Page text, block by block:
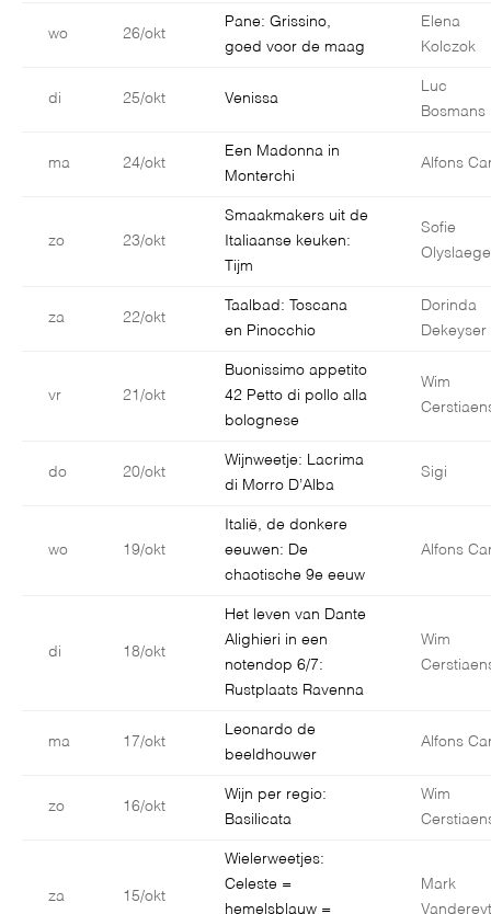
wo 26/okt
Pane: Grissino,
goed voor de maag
Elena
Kolczok
di 25/okt Venissa
Luc
Bosmans
ma 24/okt
Een Madonna in
Monterchi
Alfons
zo 23/okt
Smaakmakers uit de
Italiaanse keuken:
Tijm
Sofie
za 22/okt
Taalbad: Toscana
en Pinocchio
Dorinda
Dekeyser
vr 21/okt
Buonissimo appetito
42 Petto di pollo alla
bolognese
Wim
do 20/okt
Wijnweetje: Lacrima
di Morro D’Alba
Sigi
wo 19/okt
Italië, de donkere
eeuwen: De
chaotische 9e eeuw
Alfons
di 18/okt
Het leven van Dante
Alighieri in een
notendop 6/7:
Rustplaats Ravenna
Wim
ma 17/okt
Leonardo de
beeldhouwer
Alfons
zo 16/okt
Wijn per regio:
Basilicata
Wim
za 15/okt
Wielerweetjes:
Celeste =
hemelsblauw =
Mark
Vandereyt